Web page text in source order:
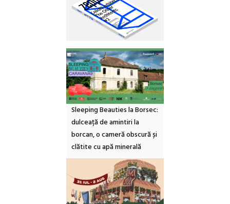
Sleeping Beauties la Borsec:
dulceață de amintiri la
borcan, o cameră obscură și
clătite cu apă minerală